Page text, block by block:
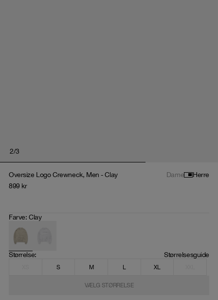
2/3
Oversize Logo Crewneck, Men - Clay Dame
Herre
899 kr
Farve:Clay
Størrelse: Størrelsesguide
S M L XL
VÆLG STØRRELSE